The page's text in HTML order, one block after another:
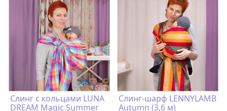
Cлинг с кольцами LUNA
DREAM Magic Summer
Слинг-шарф LENNYLAMB
Autumn (3,6 м)